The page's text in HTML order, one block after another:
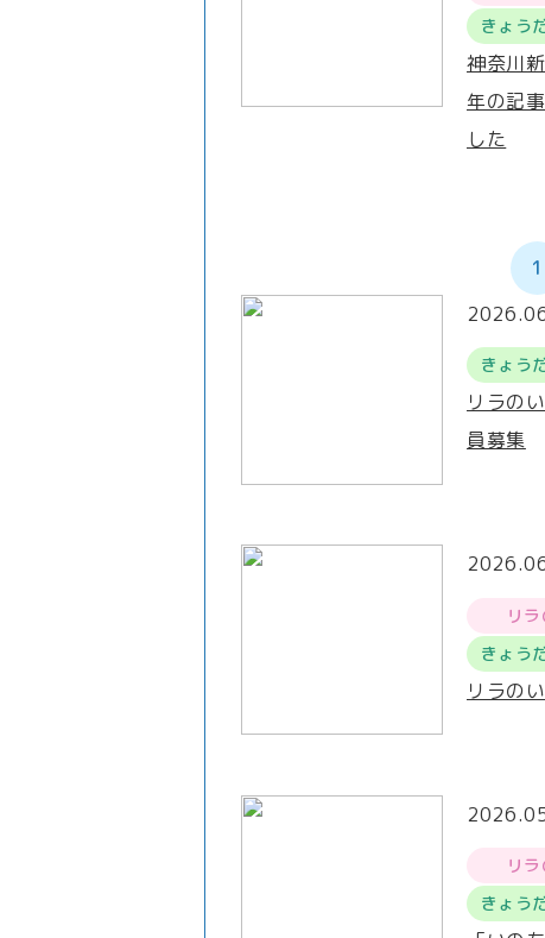
きょう
神奈川
年の記
した
1
きょう
リラの
員募集
リ
きょう
リラの
リ
きょう